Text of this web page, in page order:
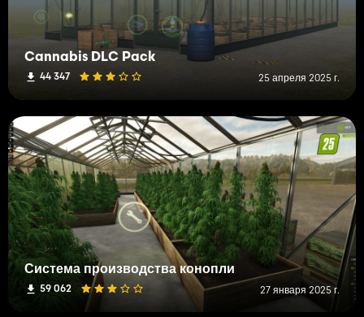
Cannabis DLC Pack
44 347 25 апреля 2025 г.
Система производства конопли
59 062 27 января 2025 г.